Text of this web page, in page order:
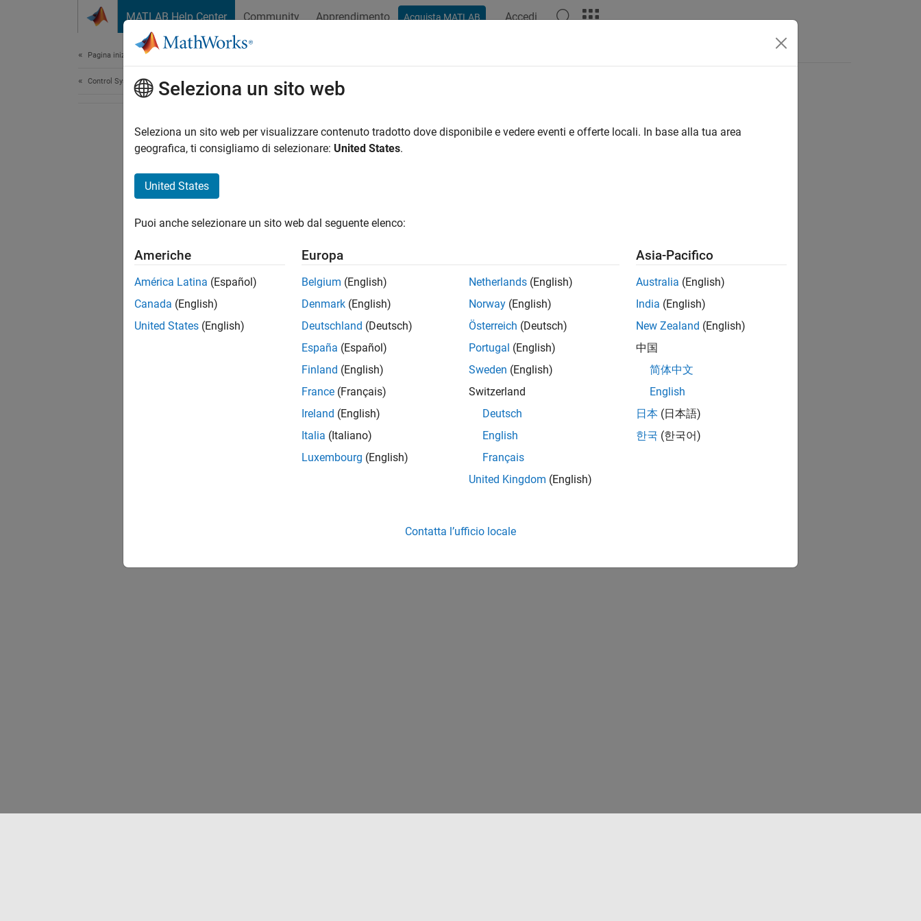
MATLAB Help Center Community Apprendimento Acquista MATLAB Accedi
Pagina iniziale della documentazione
Control Systems Seleziona un sito web
Seleziona un sito web per visualizzare contenuto tradotto dove disponibile e vedere eventi e offerte locali. In base alla tua area
geografica, ti consigliamo di selezionare: United States.
United States
Puoi anche selezionare un sito web dal seguente elenco:
Americhe
América Latina (Español)
Canada (English)
United States (English)
Europa
Belgium (English)
Denmark (English)
Deutschland (Deutsch)
España (Español)
Finland (English)
France (Français)
Ireland (English)
Italia (Italiano)
Luxembourg (English)
Netherlands (English)
Norway (English)
Österreich (Deutsch)
Portugal (English)
Sweden (English)
Switzerland
Deutsch
English
Français
United Kingdom (English)
Asia-Pacifico
Australia (English)
India (English)
New Zealand (English)
中国
简体中文
English
日本 (日本語)
한국 (한국어)
Contatta l’ufficio locale